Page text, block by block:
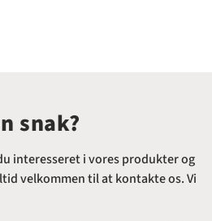
snak?
interesseret i vores produkter og
velkommen til at kontakte os. Vi